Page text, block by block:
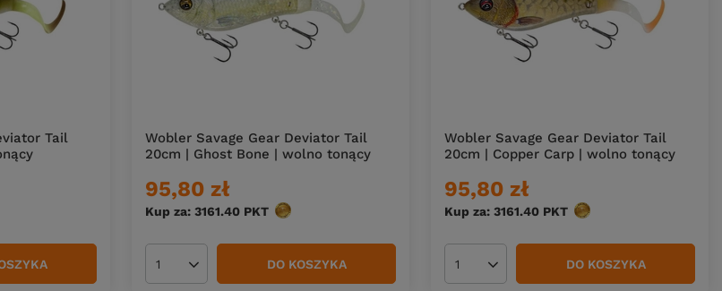
Tail
Wobler Savage Gear Deviator Tail
20cm | Ghost Bone | wolno tonący
95,80 zł
Kup za: 3161.40 PKT punktów
Ilość produktów DO KOSZYKA
Wobler Savage Gear Deviator Tail
20cm | Copper Carp | wolno tonący
95,80 zł
Kup za: 3161.40 PKT punktów
Ilość produktów DO KOSZYKA